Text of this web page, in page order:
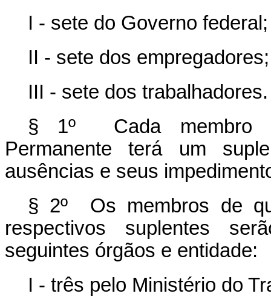
I - sete do Governo federal;
II - sete dos
III - sete dos trabalhadores.
§ 1º Cada membro
Permanente terá um
ausências e seus
§ 2º Os membros de
respectivos suplentes
seguintes órgãos e entidade:
I - três pelo Ministério do